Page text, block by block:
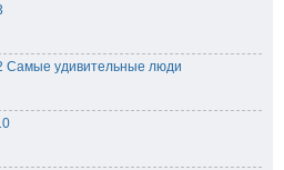
удивительные люди